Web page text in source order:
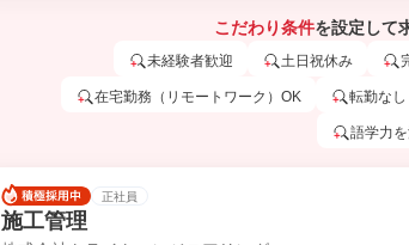
こだわり条件を設定して
未経験者歓迎 土日祝休み
在宅勤務（リモートワーク）OK 転勤なし
語学力
正社員
施工管理